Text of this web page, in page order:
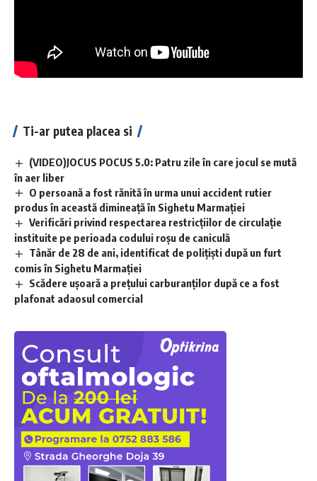
Ti-ar putea placea si
(VIDEO)JOCUS POCUS 5.0: Patru zile în care jocul se mută
în aer liber
O persoană a fost rănită în urma unui accident rutier
produs în această dimineață în Sighetu Marmației
Verificări privind respectarea restricțiilor de circulație
instituite pe perioada codului roșu de caniculă
Tânăr de 28 de ani, identificat de polițiști după un furt
comis în Sighetu Marmației
Scădere ușoară a prețului carburanților după ce a fost
plafonat adaosul comercial